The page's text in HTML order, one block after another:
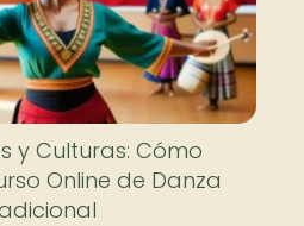
y Culturas: Cómo
Online de Danza